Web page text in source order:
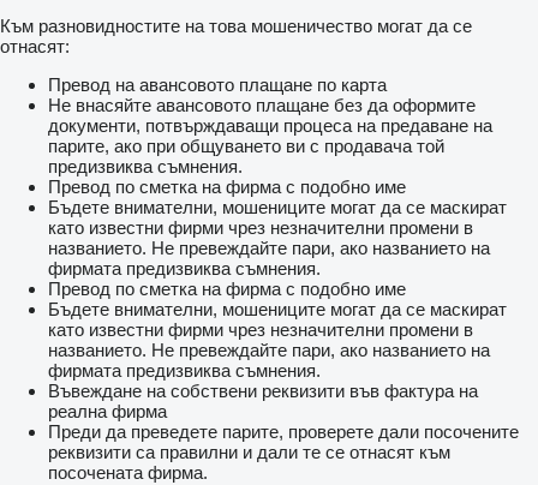
Към разновидностите на това мошеничество могат да се
отнасят:
Превод на авансовото плащане по карта
Не внасяйте авансовото плащане без да оформите
документи, потвърждаващи процеса на предаване на
парите, ако при общуването ви с продавача той
предизвиква съмнения.
Превод по сметка на фирма с подобно име
Бъдете внимателни, мошениците могат да се маскират
като известни фирми чрез незначителни промени в
названието. Не превеждайте пари, ако названието на
фирмата предизвиква съмнения.
Превод по сметка на фирма с подобно име
Бъдете внимателни, мошениците могат да се маскират
като известни фирми чрез незначителни промени в
названието. Не превеждайте пари, ако названието на
фирмата предизвиква съмнения.
Въвеждане на собствени реквизити във фактура на
реална фирма
Преди да преведете парите, проверете дали посочените
реквизити са правилни и дали те се отнасят към
посочената фирма.